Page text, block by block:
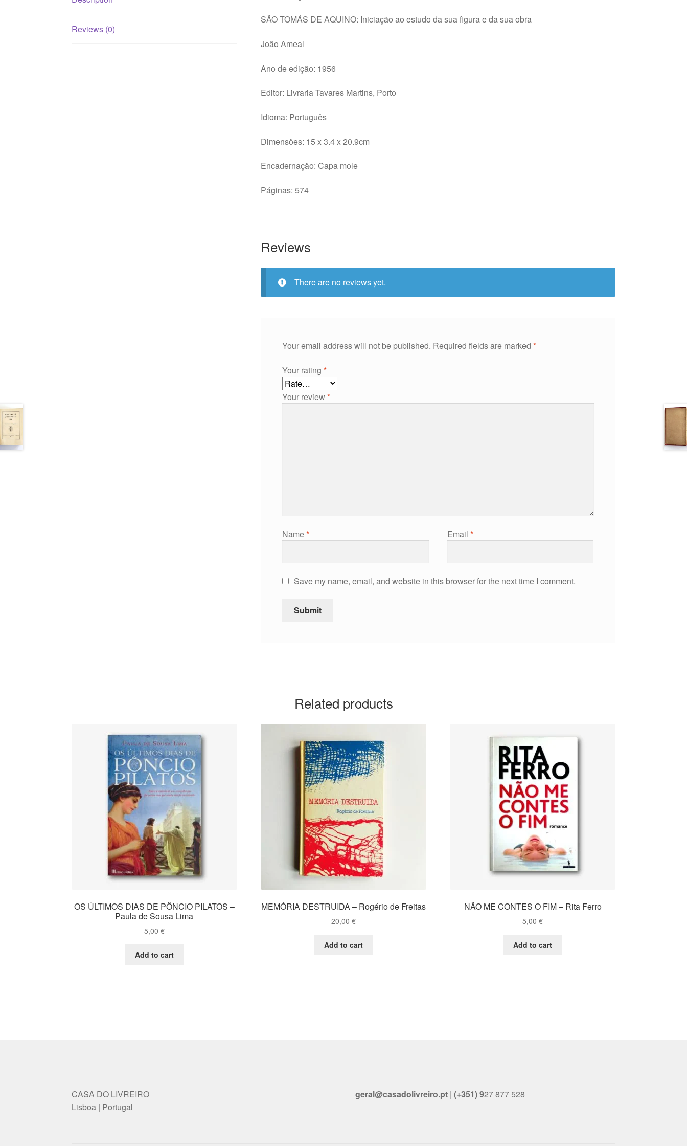
obra
quantity
Reviews (0)
SÃO TOMÁS DE AQUINO: Iniciação ao estudo da sua figura e da sua obra
João Ameal
Ano de edição: 1956
Editor: Livraria Tavares Martins, Porto
Idioma: Português
Dimensões: 15 x 3.4 x 20.9cm
Encadernação: Capa mole
Páginas: 574
Reviews
There are no reviews yet.
Your email address will not be published. Required fields are marked *
Your rating *
Your review*
Name* Email *
Save my name, email, and website in this browser for the next time I comment.
Related products
OS ÚLTIMOS DIAS DE PÔNCIO PILATOS –
Paula de Sousa Lima
5,00 €
Add to cart
MEMÓRIA DESTRUIDA – Rogério de Freitas
20,00 €
Add to cart
NÃO ME CONTES O FIM – Rita Ferro
5,00€
Add to cart
CASA DO LIVREIRO
Lisboa | Portugal
geral@casadolivreiro.pt |(+351) 927 877 528